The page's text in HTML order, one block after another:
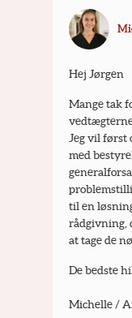
Hej Jørgen
Mange tak
Jeg vil først
med
til en
rådgivning,
at tage de
De bedste
Michelle /